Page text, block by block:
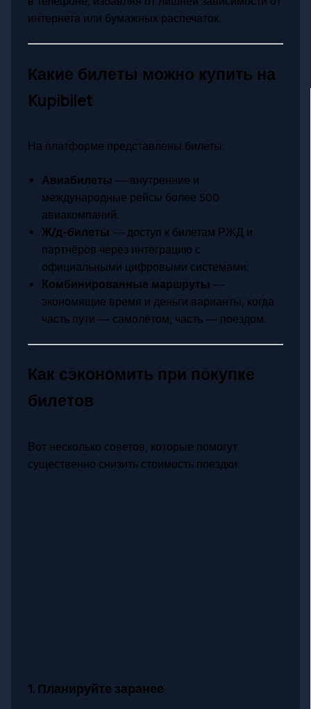
интернета или бумажных распечаток.
Какие билеты можно купить на
Kupibilet
На платформе представлены билеты:
Авиабилеты — внутренние и
международные рейсы более 500
авиакомпаний;
Ж/д-билеты — доступ к билетам РЖД и
партнёров через интеграцию с
официальными цифровыми системами;
Комбинированные маршруты —
экономящие время и деньги варианты, когда
часть пути — самолётом, часть — поездом.
Как сэкономить при покупке
билетов
Вот несколько советов, которые помогут
существенно снизить стоимость поездки:
1. Планируйте заранее